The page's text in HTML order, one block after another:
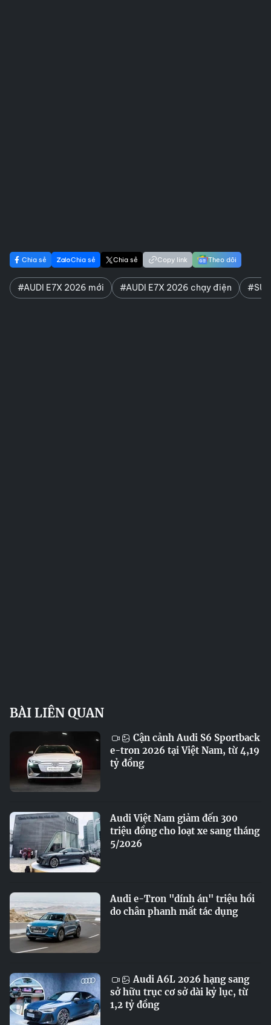
Chia sẻ Chia sẻ Chia sẻ Copy link Theo dõi
#AUDI E7X 2026 mới #AUDI E7X 2026 chạy điện
BÀI LIÊN QUAN
Cận cảnh Audi S6 Sportback
e-tron 2026 tại Việt Nam, từ 4,19
tỷ đồng
Audi Việt Nam giảm đến 300
triệu đồng cho loạt xe sang tháng
5/2026
Audi e-Tron "dính án" triệu hồi
do chân phanh mất tác dụng
Audi A6L 2026 hạng sang
sở hữu trục cơ sở dài kỷ lục, từ
1,2 tỷ đồng